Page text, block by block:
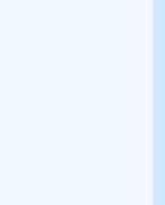
分析：突破万难